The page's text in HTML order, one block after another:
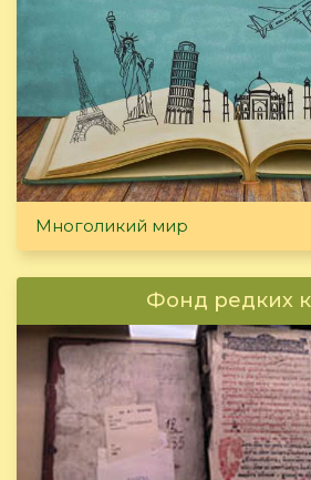
Многоликий мир
Фонд редких